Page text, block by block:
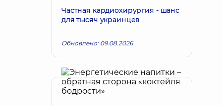
Частная кардиохирургия - шанс
для тысяч украинцев
Обновлено: 09.08.2026